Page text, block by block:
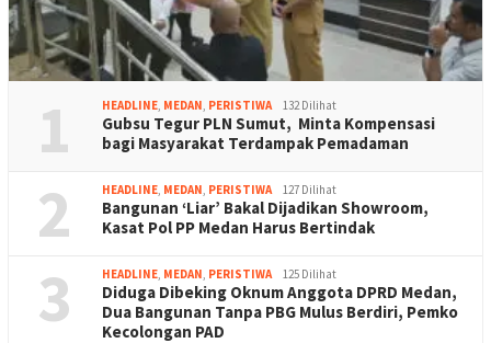
1 HEADLINE MEDAN PERISTIWA 132 Dilihat
Gubsu Tegur PLN Sumut, Minta Kompensasi
bagi Masyarakat Terdampak Pemadaman
2 HEADLINE MEDAN PERISTIWA 127 Dilihat
Bangunan ‘Liar’ Bakal Dijadikan Showroom,
Kasat Pol PP Medan Harus Bertindak
3 HEADLINE MEDAN PERISTIWA 125 Dilihat
Diduga Dibeking Oknum Anggota DPRD Medan,
Dua Bangunan Tanpa PBG Mulus Berdiri, Pemko
Kecolongan PAD